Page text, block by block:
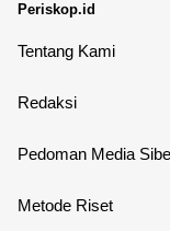
Periskop.id
Tentang Kami
Redaksi
Pedoman Media
Metode Riset